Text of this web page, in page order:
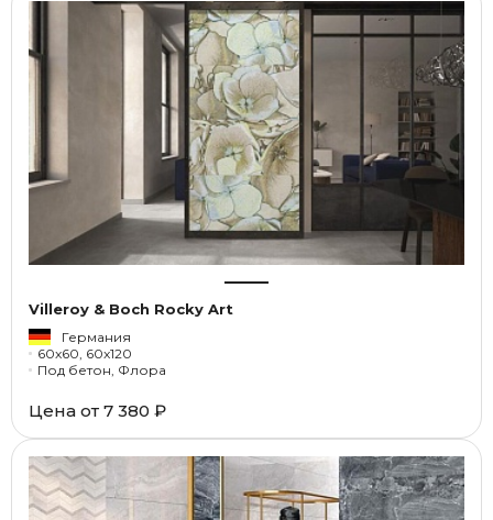
Villeroy & Boch Rocky Art
Германия
60x60, 60x120
Под бетон, Флора
Цена от 7 380 ₽